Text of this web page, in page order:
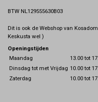
BTW NL129555630B03
Dit is ook de Webshop van
Keskusta wel )
Openingstijden
Maandag
13.00 tot
Dinsdag tot met Vrijdag 10.00 tot
Zaterdag
10.00 tot